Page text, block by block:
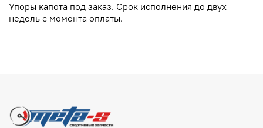
Упоры капота под заказ. Срок исполнения до двух
недель с момента оплаты.